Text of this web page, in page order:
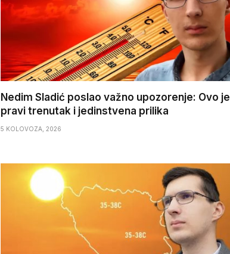
Nedim Sladić poslao važno upozorenje: Ovo je
pravi trenutak i jedinstvena prilika
5 KOLOVOZA, 2026